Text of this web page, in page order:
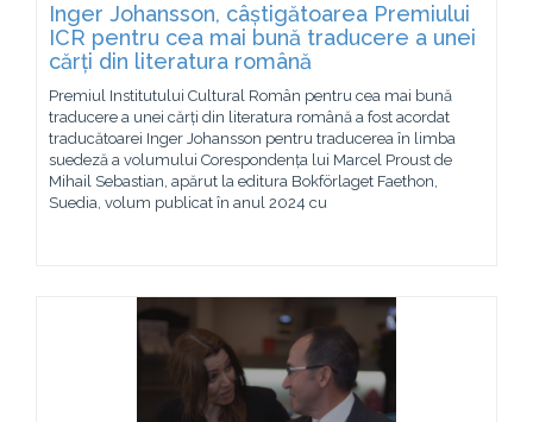
Inger Johansson, câștigătoarea Premiului
ICR pentru cea mai bună traducere a unei
cărți din literatura română
Premiul Institutului Cultural Român pentru cea mai bună
traducere a unei cărți din literatura română a fost acordat
traducătoarei Inger Johansson pentru traducerea în limba
suedeză a volumului Corespondența lui Marcel Proust de
Mihail Sebastian, apărut la editura Bokförlaget Faethon,
Suedia, volum publicat în anul 2024 cu